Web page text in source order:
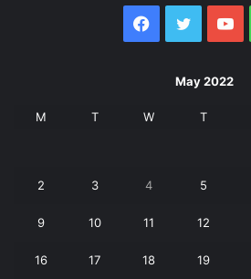
Facebook
Twitter
May 2022
M T W T
2 3 4 5
9 10 11 12
16 17 18 19